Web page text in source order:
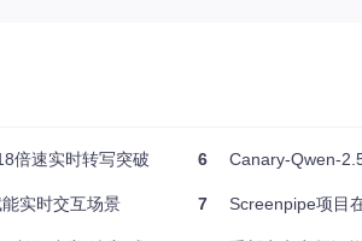
势。在实时会议转录场景，418倍速处理能
高效运行，较传统解决方案降低70%以上算
群体WER差异小于3%，46-85岁年龄组识别
倍速实时转写突破
实时交互场景
6 Canary-Qwen-
7 Screenpipe项目在